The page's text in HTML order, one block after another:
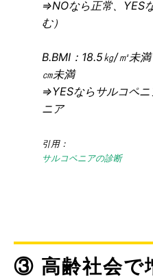
⇒NOなら正常、YES
む）
B.BMI：18.5㎏/㎡
㎝未満
⇒YESならサルコペ
ニア
引用：
サルコペニアの診断
③ 高齢社会で